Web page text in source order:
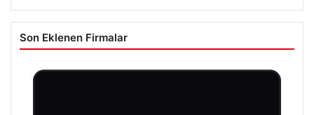
Son Eklenen Firmalar